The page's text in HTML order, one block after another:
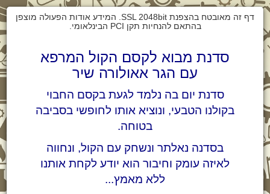
דף זה מאובטח בהצפנת SSL 2048bit. המידע אודות הפעולה מוצפן
בהתאם להנחיות תקן PCI הבינלאומי.
סדנת מבוא לקסם הקול המרפא
עם הגר אאולורה שיר
סדנת יום בה נלמד לגעת בקסם החבוי
בקולנו הטבעי, ונוציא אותו לחופשי בסביבה
בטוחה.
בסדנה נאלתר ונשחק עם הקול, ונחווה
לאיזה עומק וחיבור הוא יודע לקחת אותנו
ללא מאמץ...